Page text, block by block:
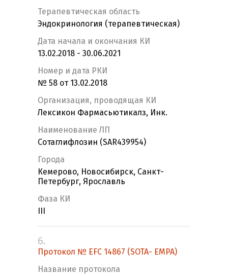
Терапевтическая область
Эндокринология (терапевтическая)
Дата начала и окончания КИ
13.02.2018 - 30.06.2021
Номер и дата РКИ
№ 58 от 13.02.2018
Организация, проводящая КИ
Лексикон Фармасьютикалз, Инк.
Наименование ЛП
Сотаглифлозин (SAR439954)
Города
Кемерово, Новосибирск, Санкт-
Петербург, Ярославль
Фаза КИ
6.
Протокол № EFC 14867 (SOTA- EMPA)
Название протокола